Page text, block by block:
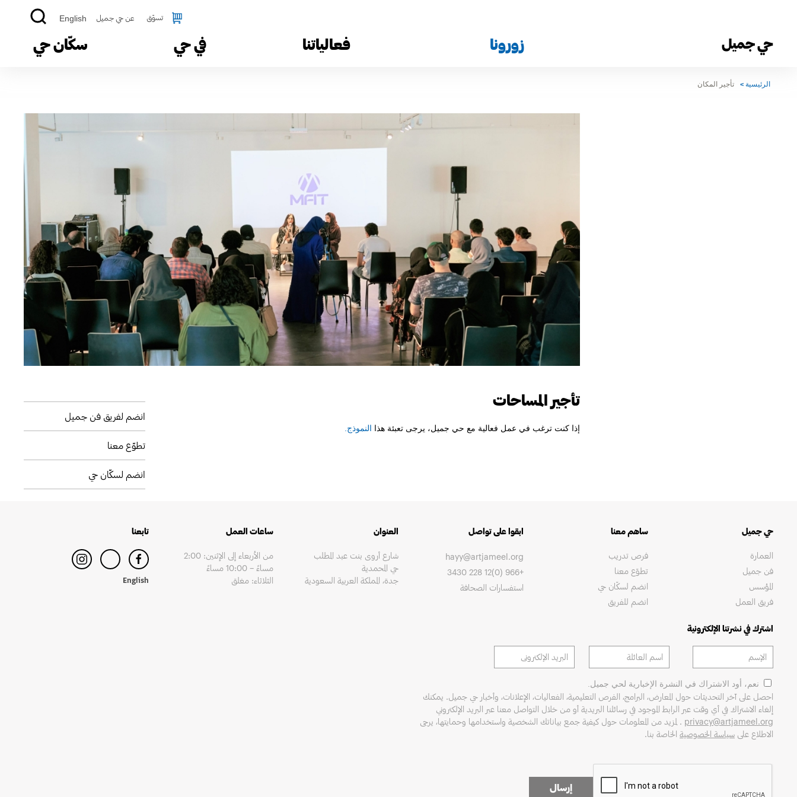
تسوّق عن حي جميل English
حي جميل زورونا فعالياتنا في حي سكّان حي
الرئيسية تأجير المكان
تأجير المساحات
إذا كنت ترغب في عمل فعالية مع حي جميل، يرجى تعبئة هذا النموذج.
انضم لفريق فن جميل
تطوّع معنا
انضم لسكّان حي
حي جميل
العمارة
فن جميل
المؤسس
فريق العمل
ساهم معنا
فرص تدريب
تطوّع معنا
انضم لسكّان حي
انضم للفريق
ابقوا على تواصل
hayy@artjameel.org
+966 (0)12 228 3430
استفسارات الصحافة
العنوان
شارع أروى بنت عبد المطلب
حي المحمدية
جدة، المملكة العربية السعودية
ساعات العمل
من الأربعاء إلى الإثنين: 2:00
مساءً – 10:00 مساءً
الثلاثاء: مغلق
تابعنا
English
اشترك في نشرتنا الإلكترونية
نعم، أود الاشتراك في النشرة الإخبارية لحي جميل.
احصل على آخر التحديثات حول المعارض، البرامج، الفرص التعليمية، الفعاليات، الإعلانات، وأخبار حي جميل. يمكنك
إلغاء الاشتراك في أي وقت عبر الرابط الموجود في رسائلنا البريدية أو من خلال التواصل معنا عبر البريد الإلكتروني
privacy@artjameel.org . لمزيد من المعلومات حول كيفية جمع بياناتك الشخصية واستخدامها وحمايتها، يرجى
الاطلاع على سياسة الخصوصية الخاصة بنا.
إرسال